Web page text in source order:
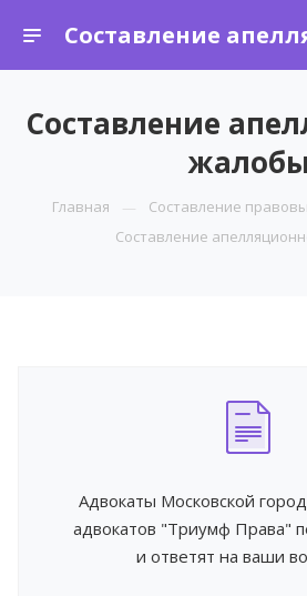
Составление
жалобы
Главная
Составление
Составление
Адвокаты Московской
адвокатов "Триумф Права"
и ответят на ваши